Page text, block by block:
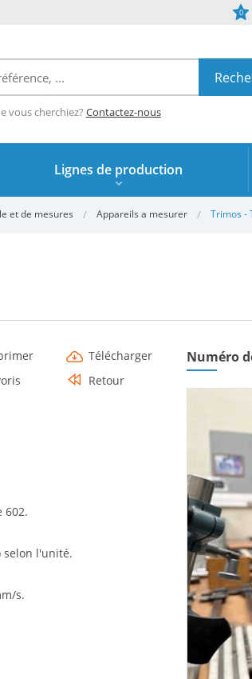
0
vous cherchiez? Contactez-nous
Lignes de production
et de mesures Appareils a mesurer Trimos -
Télécharger
Retour
602.
selon l'unité.
s.
Numéro